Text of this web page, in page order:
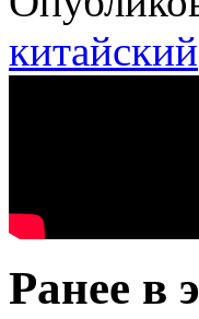
китайский
Ранее в